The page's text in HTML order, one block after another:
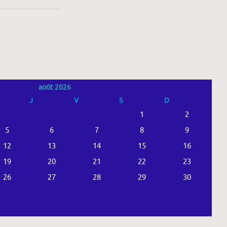
août 2026
J
V S D
1
2
5
6 7 8
9
12
13 14 15
16
19
20 21 22
23
26
27 28 29 30